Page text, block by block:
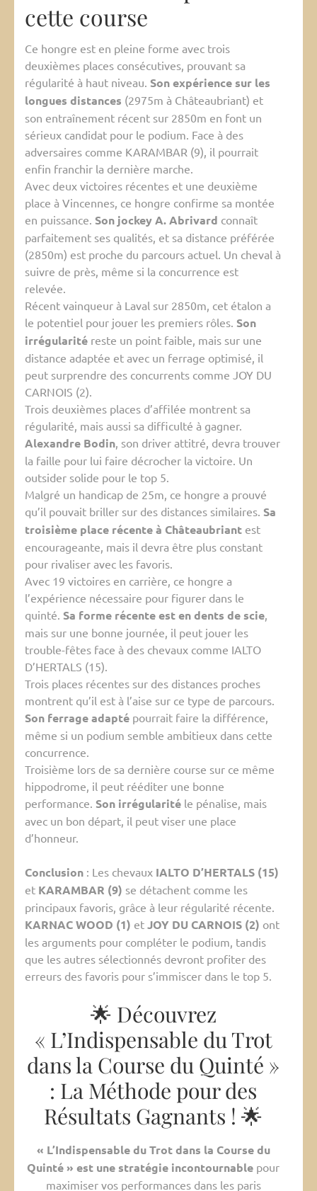
cette course
Ce hongre est en pleine forme avec trois
deuxièmes places consécutives, prouvant sa
régularité à haut niveau. Son expérience sur les
longues distances (2975m à Châteaubriant) et
son entraînement récent sur 2850m en font un
sérieux candidat pour le podium. Face à des
adversaires comme KARAMBAR (9), il pourrait
enfin franchir la dernière marche.
Avec deux victoires récentes et une deuxième
place à Vincennes, ce hongre confirme sa montée
en puissance. Son jockey A. Abrivard connaît
parfaitement ses qualités, et sa distance préférée
(2850m) est proche du parcours actuel. Un cheval à
suivre de près, même si la concurrence est
relevée.
Récent vainqueur à Laval sur 2850m, cet étalon a
le potentiel pour jouer les premiers rôles. Son
irrégularité reste un point faible, mais sur une
distance adaptée et avec un ferrage optimisé, il
peut surprendre des concurrents comme JOY DU
CARNOIS (2).
Trois deuxièmes places d’affilée montrent sa
régularité, mais aussi sa difficulté à gagner.
Alexandre Bodin, son driver attitré, devra trouver
la faille pour lui faire décrocher la victoire. Un
outsider solide pour le top 5.
Malgré un handicap de 25m, ce hongre a prouvé
qu’il pouvait briller sur des distances similaires. Sa
troisième place récente à Châteaubriant est
encourageante, mais il devra être plus constant
pour rivaliser avec les favoris.
Avec 19 victoires en carrière, ce hongre a
l’expérience nécessaire pour figurer dans le
quinté. Sa forme récente est en dents de scie,
mais sur une bonne journée, il peut jouer les
trouble-fêtes face à des chevaux comme IALTO
D’HERTALS (15).
Trois places récentes sur des distances proches
montrent qu’il est à l’aise sur ce type de parcours.
Son ferrage adapté pourrait faire la différence,
même si un podium semble ambitieux dans cette
concurrence.
Troisième lors de sa dernière course sur ce même
hippodrome, il peut rééditer une bonne
performance. Son irrégularité le pénalise, mais
avec un bon départ, il peut viser une place
d’honneur.
Conclusion : Les chevaux IALTO D’HERTALS (15)
et KARAMBAR (9) se détachent comme les
principaux favoris, grâce à leur régularité récente.
KARNAC WOOD (1) et JOY DU CARNOIS (2) ont
les arguments pour compléter le podium, tandis
que les autres sélectionnés devront profiter des
erreurs des favoris pour s’immiscer dans le top 5.
🌟 Découvrez
« L’Indispensable du Trot
dans la Course du Quinté »
: La Méthode pour des
Résultats Gagnants ! 🌟
« L’Indispensable du Trot dans la Course du
Quinté » est une stratégie incontournable pour
maximiser vos performances dans les paris